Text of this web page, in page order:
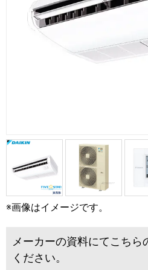
※画像はイメージです。
メーカーの資料にてこち
ください。